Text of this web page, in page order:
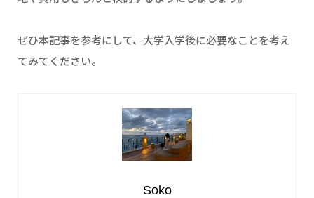
ぜひ本記事を参考にして、大学入学後に必要なことを考え
てみてください。
Soko